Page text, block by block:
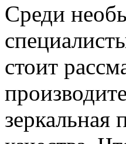
Среди
стоит
зеркальная